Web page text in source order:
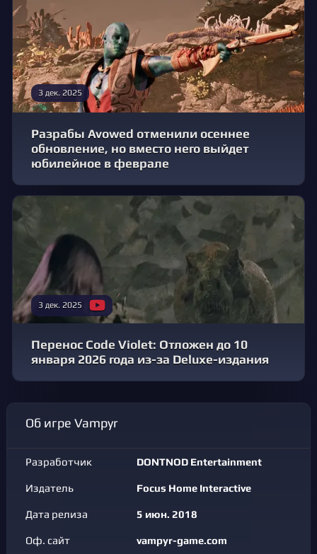
3 дек. 2025
Разрабы Avowed отменили осеннее
обновление, но вместо него выйдет
юбилейное в феврале
3 дек. 2025
Перенос Code Violet: Отложен до 10
января 2026 года из-за Deluxe-издания
Об игре Vampyr
Разработчик DONTNOD Entertainment
Издатель Focus Home Interactive
Дата релиза 5 июн. 2018
Оф. сайт vampyr-game.com